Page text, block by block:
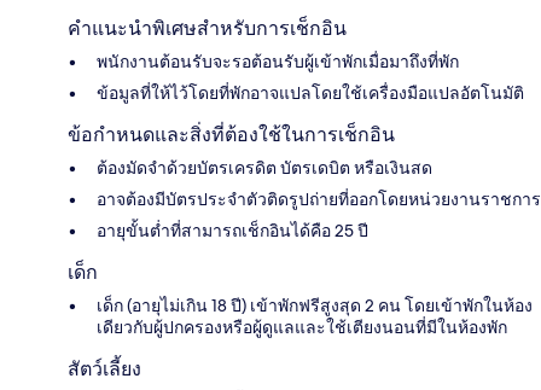
คำแนะนำพิเศษสำหรับการเช็กอิน
พนักงานต้อนรับจะรอต้อนรับผู้เข้าพักเมื่อมาถึงที่พัก
ข้อมูลที่ให้ไว้โดยที่พักอาจแปลโดยใช้เครื่องมือแปลอัตโนมัติ
ข้อกำหนดและสิ่งที่ต้องใช้ในการเช็กอิน
ต้องมัดจำด้วยบัตรเครดิต บัตรเดบิต หรือเงินสด
อาจต้องมีบัตรประจำตัวติดรูปถ่ายที่ออกโดยหน่วยงานราชการ
อายุขั้นต่ำที่สามารถเช็กอินได้คือ 25 ปี
เด็ก
เด็ก (อายุไม่เกิน 18 ปี) เข้าพักฟรีสูงสุด 2 คน โดยเข้าพักในห้อง
เดียวกับผู้ปกครองหรือผู้ดูแลและใช้เตียงนอนที่มีในห้องพัก
สัตว์เลี้ยง